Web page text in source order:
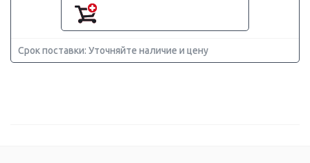
Срок поставки: Уточняйте наличие и цену